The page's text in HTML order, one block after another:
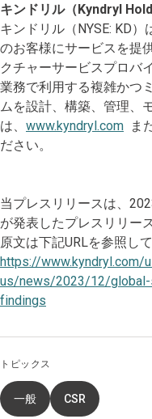
キンドリル（Kyndryl
キンドリル（NYSE: KD
のお客様にサービスを提
クチャーサービスプロバ
業務で利用する複雑かつ
ムを設計、構築、管理、
は、 www.kyndryl.com ま
ださい。
当プレスリリースは、
が発表したプレスリリー
原文は下記URLを参照し
https://www.kyndryl.com/
us/news/2023/12/global-
findings
トピックス
一般 CSR